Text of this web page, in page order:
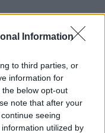
Information
to third parties, or
information for
below opt-out
note that after your
seeing
utilized by
agli strumenti di
come vpn-